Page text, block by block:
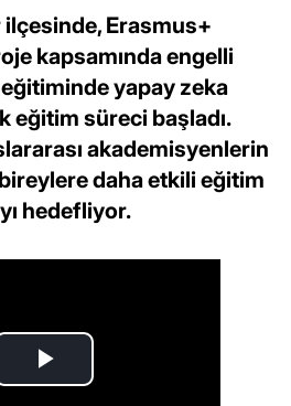
Erasmus+
kapsamında engelli
yapay zeka
eğitim süreci başladı.
akademisyenlerin
daha etkili eğitim
hedefliyor.